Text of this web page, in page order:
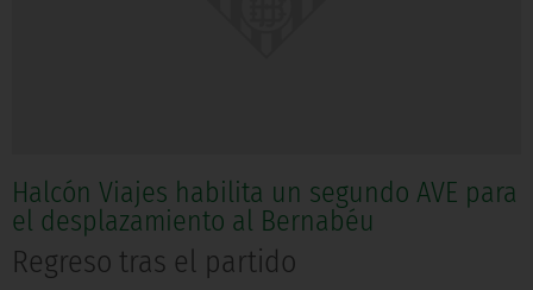
Halcón Viajes habilita un segundo AVE para
el desplazamiento al Bernabéu
Regreso tras el partido